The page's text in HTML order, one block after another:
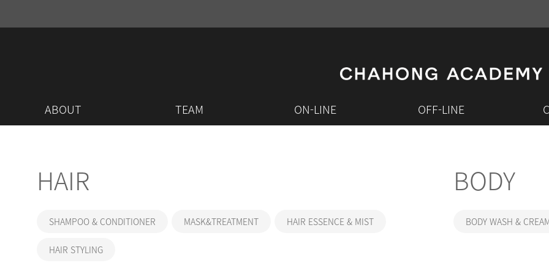
ABOUT TEAM ON-LINE OFF-LINE
HAIR
SHAMPOO & CONDITIONER MASK&TREATMENT HAIR ESSENCE & MIST
HAIR STYLING
BODY
BODY WASH &